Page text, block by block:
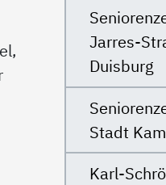
Jarres-
Duisburg
Stadt
Karl-